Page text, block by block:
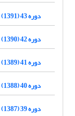
دوره 43 (1391)
دوره 42 (1390)
دوره 41 (1389)
دوره 40 (1388)
دوره 39 (1387)